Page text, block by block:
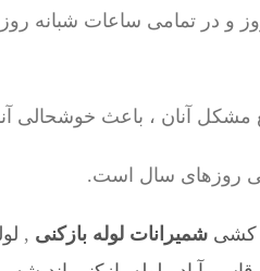
و در تمامی ساعات شبانه روز
مشکل آنان ، باعث خوشحالی
روزهای سال است.
کشیشمیرانات لوله بازکنی ,